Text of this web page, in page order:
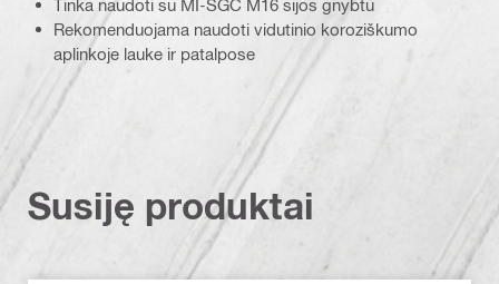
Tinka naudoti su MI-SGC M16 sijos gnybtu
Rekomenduojama naudoti vidutinio koroziškumo
aplinkoje lauke ir patalpose
Susiję produktai